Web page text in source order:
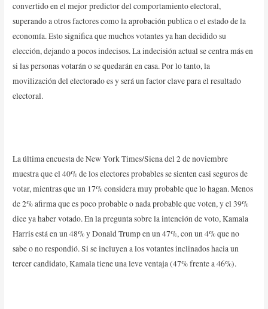
convertido en el mejor predictor del comportamiento electoral,
superando a otros factores como la aprobación publica o el estado de la
economía. Esto significa que muchos votantes ya han decidido su
elección, dejando a pocos indecisos. La indecisión actual se centra más en
si las personas votarán o se quedarán en casa. Por lo tanto, la
movilización del electorado es y será un factor clave para el resultado
electoral.
La última encuesta de New York Times/Siena del 2 de noviembre
muestra que el 40% de los electores probables se sienten casi seguros de
votar, mientras que un 17% considera muy probable que lo hagan. Menos
de 2% afirma que es poco probable o nada probable que voten, y el 39%
dice ya haber votado. En la pregunta sobre la intención de voto, Kamala
Harris está en un 48% y Donald Trump en un 47%, con un 4% que no
sabe o no respondió. Si se incluyen a los votantes inclinados hacia un
tercer candidato, Kamala tiene una leve ventaja (47% frente a 46%).